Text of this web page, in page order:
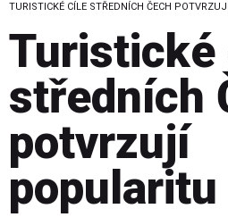
CURRENT:
TURISTICKÉ CÍLE STŘEDNÍCH ČECH
Turistické
středních
potvrzují
popularitu